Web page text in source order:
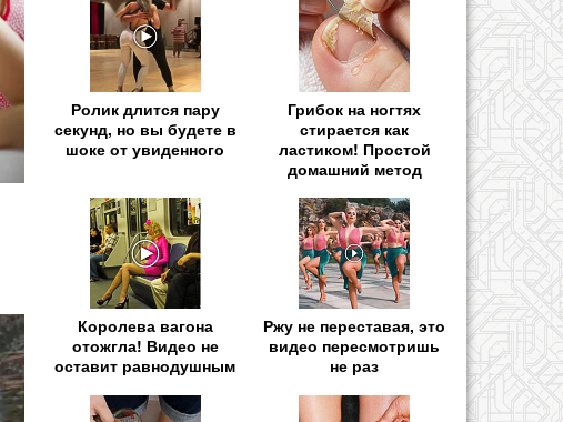
Ролик длится пару
секунд, но вы будете в
шоке от увиденного
Грибок на ногтях
стирается как
ластиком! Простой
домашний метод
Королева вагона
отожгла! Видео не
оставит равнодушным
Ржу не переставая, это
видео пересмотришь
не раз